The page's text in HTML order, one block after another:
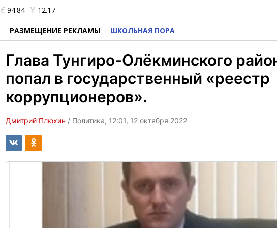
94.84 12.17
РАЗМЕЩЕНИЕ РЕКЛАМЫ ШКОЛЬНАЯ ПОРА
Глава Тунгиро-Олёкминского
попал в государственный «реестр
коррупционеров».
Дмитрий Плюхин / Политика, 12:01, 12 октября 2022